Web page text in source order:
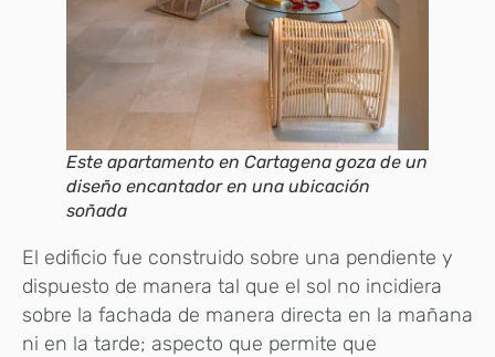
Este apartamento en Cartagena goza de un
diseño encantador en una ubicación
soñada
El edificio fue construido sobre una pendiente y
dispuesto de manera tal que el sol no incidiera
sobre la fachada de manera directa en la mañana
ni en la tarde; aspecto que permite que